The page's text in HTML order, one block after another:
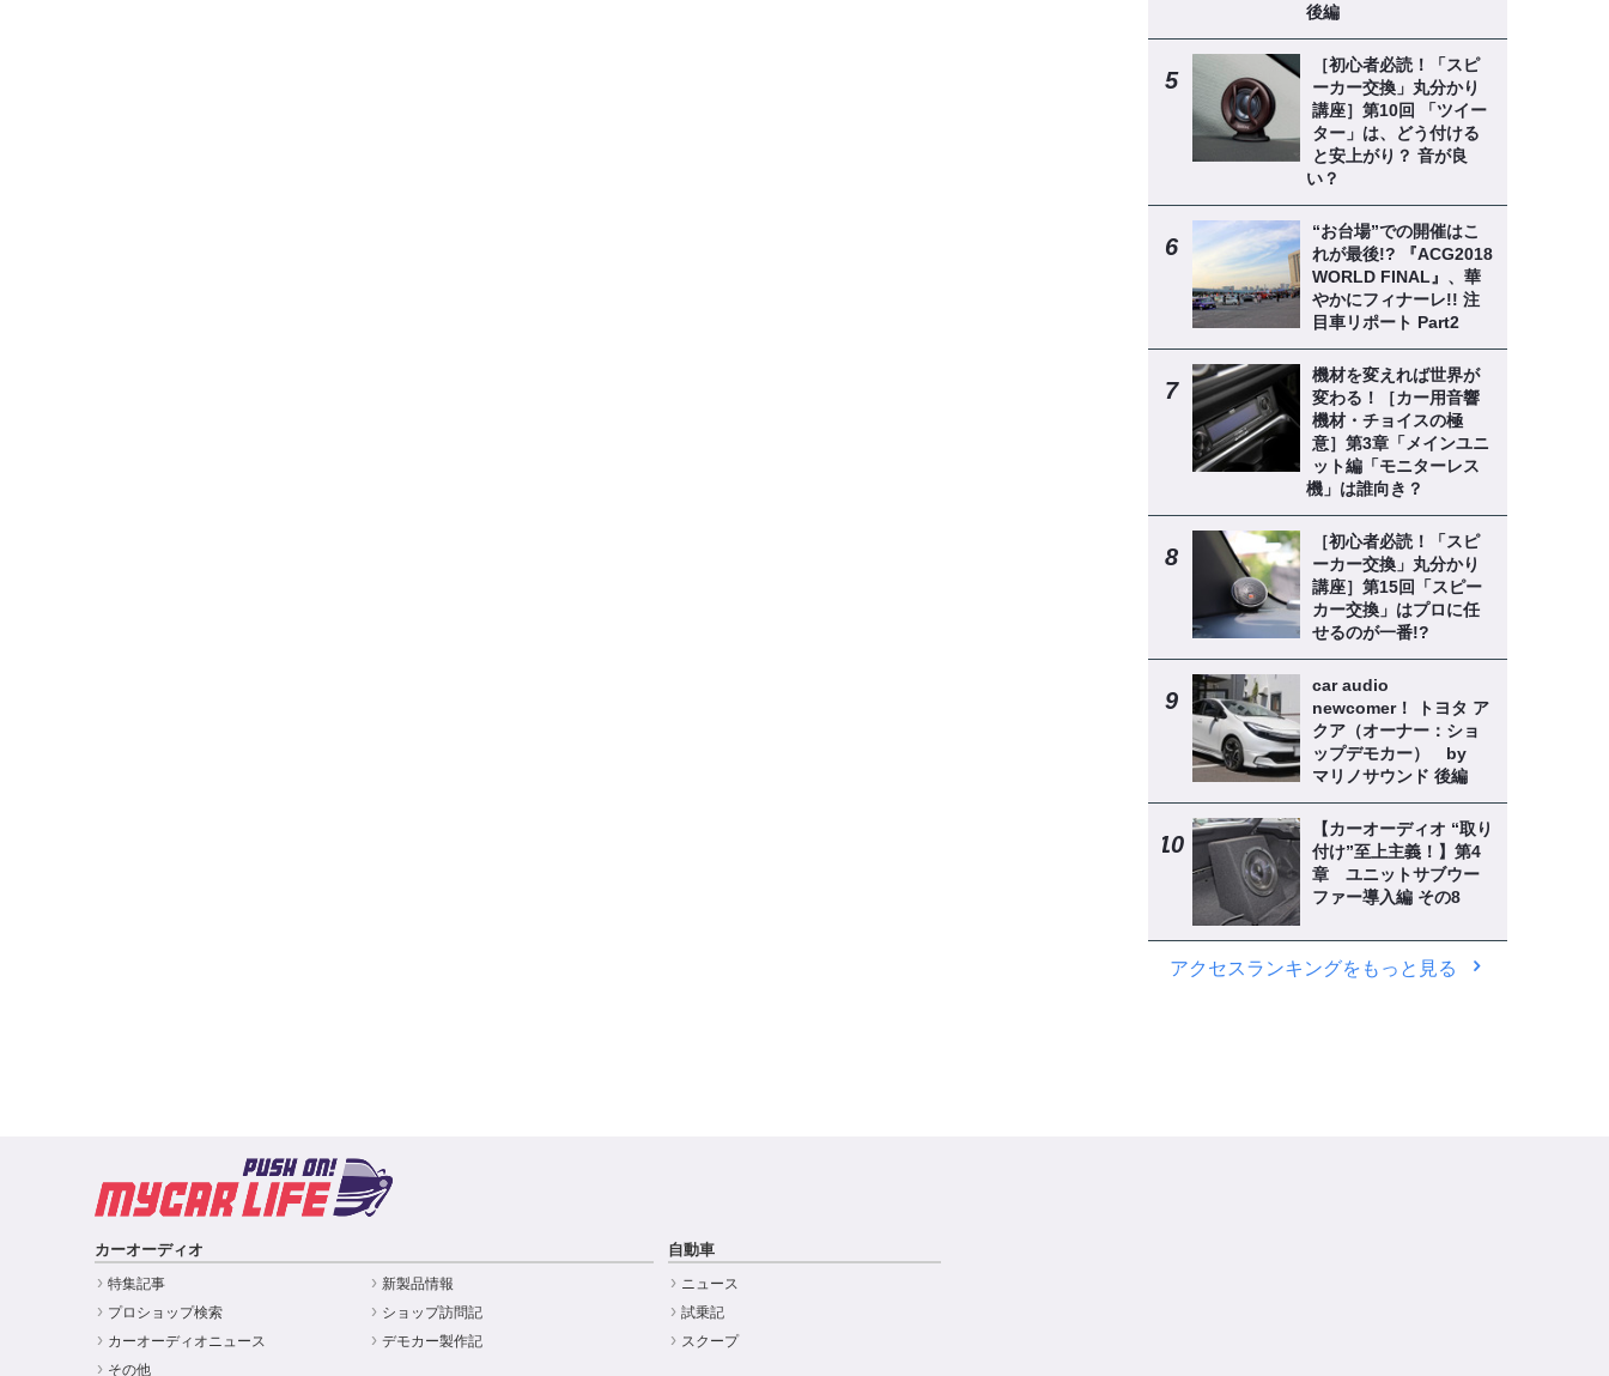
後編
［初心者必読！「スピ
ーカー交換」丸分かり
講座］第10回 「ツイー
ター」は、どう付ける
と安上がり？ 音が良
い？
“お台場”での開催はこ
れが最後!? 『ACG2018
WORLD FINAL』、華
やかにフィナーレ!! 注
目車リポート Part2
機材を変えれば世界が
変わる！［カー用音響
機材・チョイスの極
意］第3章「メインユニ
ット編「モニターレス
機」は誰向き？
［初心者必読！「スピ
ーカー交換」丸分かり
講座］第15回「スピー
カー交換」はプロに任
せるのが一番!?
car audio
newcomer！ トヨタ ア
クア（オーナー：ショ
ップデモカー） by
マリノサウンド 後編
【カーオーディオ “取り
付け”至上主義！】第4
章 ユニットサブウー
ファー導入編 その8
アクセスランキングをもっと見る
カーオーディオ
特集記事
新製品情報
プロショップ検索
ショップ訪問記
カーオーディオニュース
デモカー製作記
その他
自動車
ニュース
試乗記
スクープ